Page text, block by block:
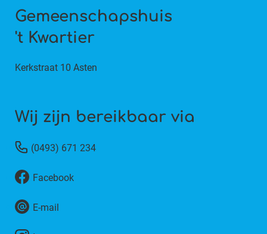
Gemeenschapshuis
't Kwartier
Kerkstraat 10 Asten
Wij zijn bereikbaar via
(0493) 671 234
Facebook
E-mail